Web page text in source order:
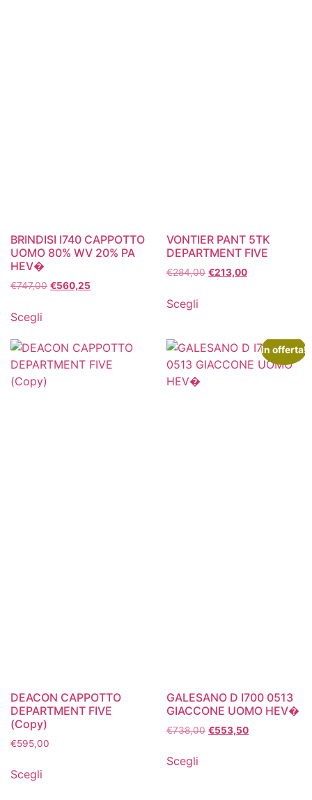
BRINDISI I740 CAPPOTTO
UOMO 80% WV 20% PA
HEV�
€747,00 €560,25
Scegli
VONTIER PANT 5TK
DEPARTMENT FIVE
€284,00 €213,00
Scegli
DEACON CAPPOTTO
DEPARTMENT FIVE
(Copy)
€595,00
Scegli
In offerta!
GALESANO D I700 0513
GIACCONE UOMO HEV�
€738,00 €553,50
Scegli